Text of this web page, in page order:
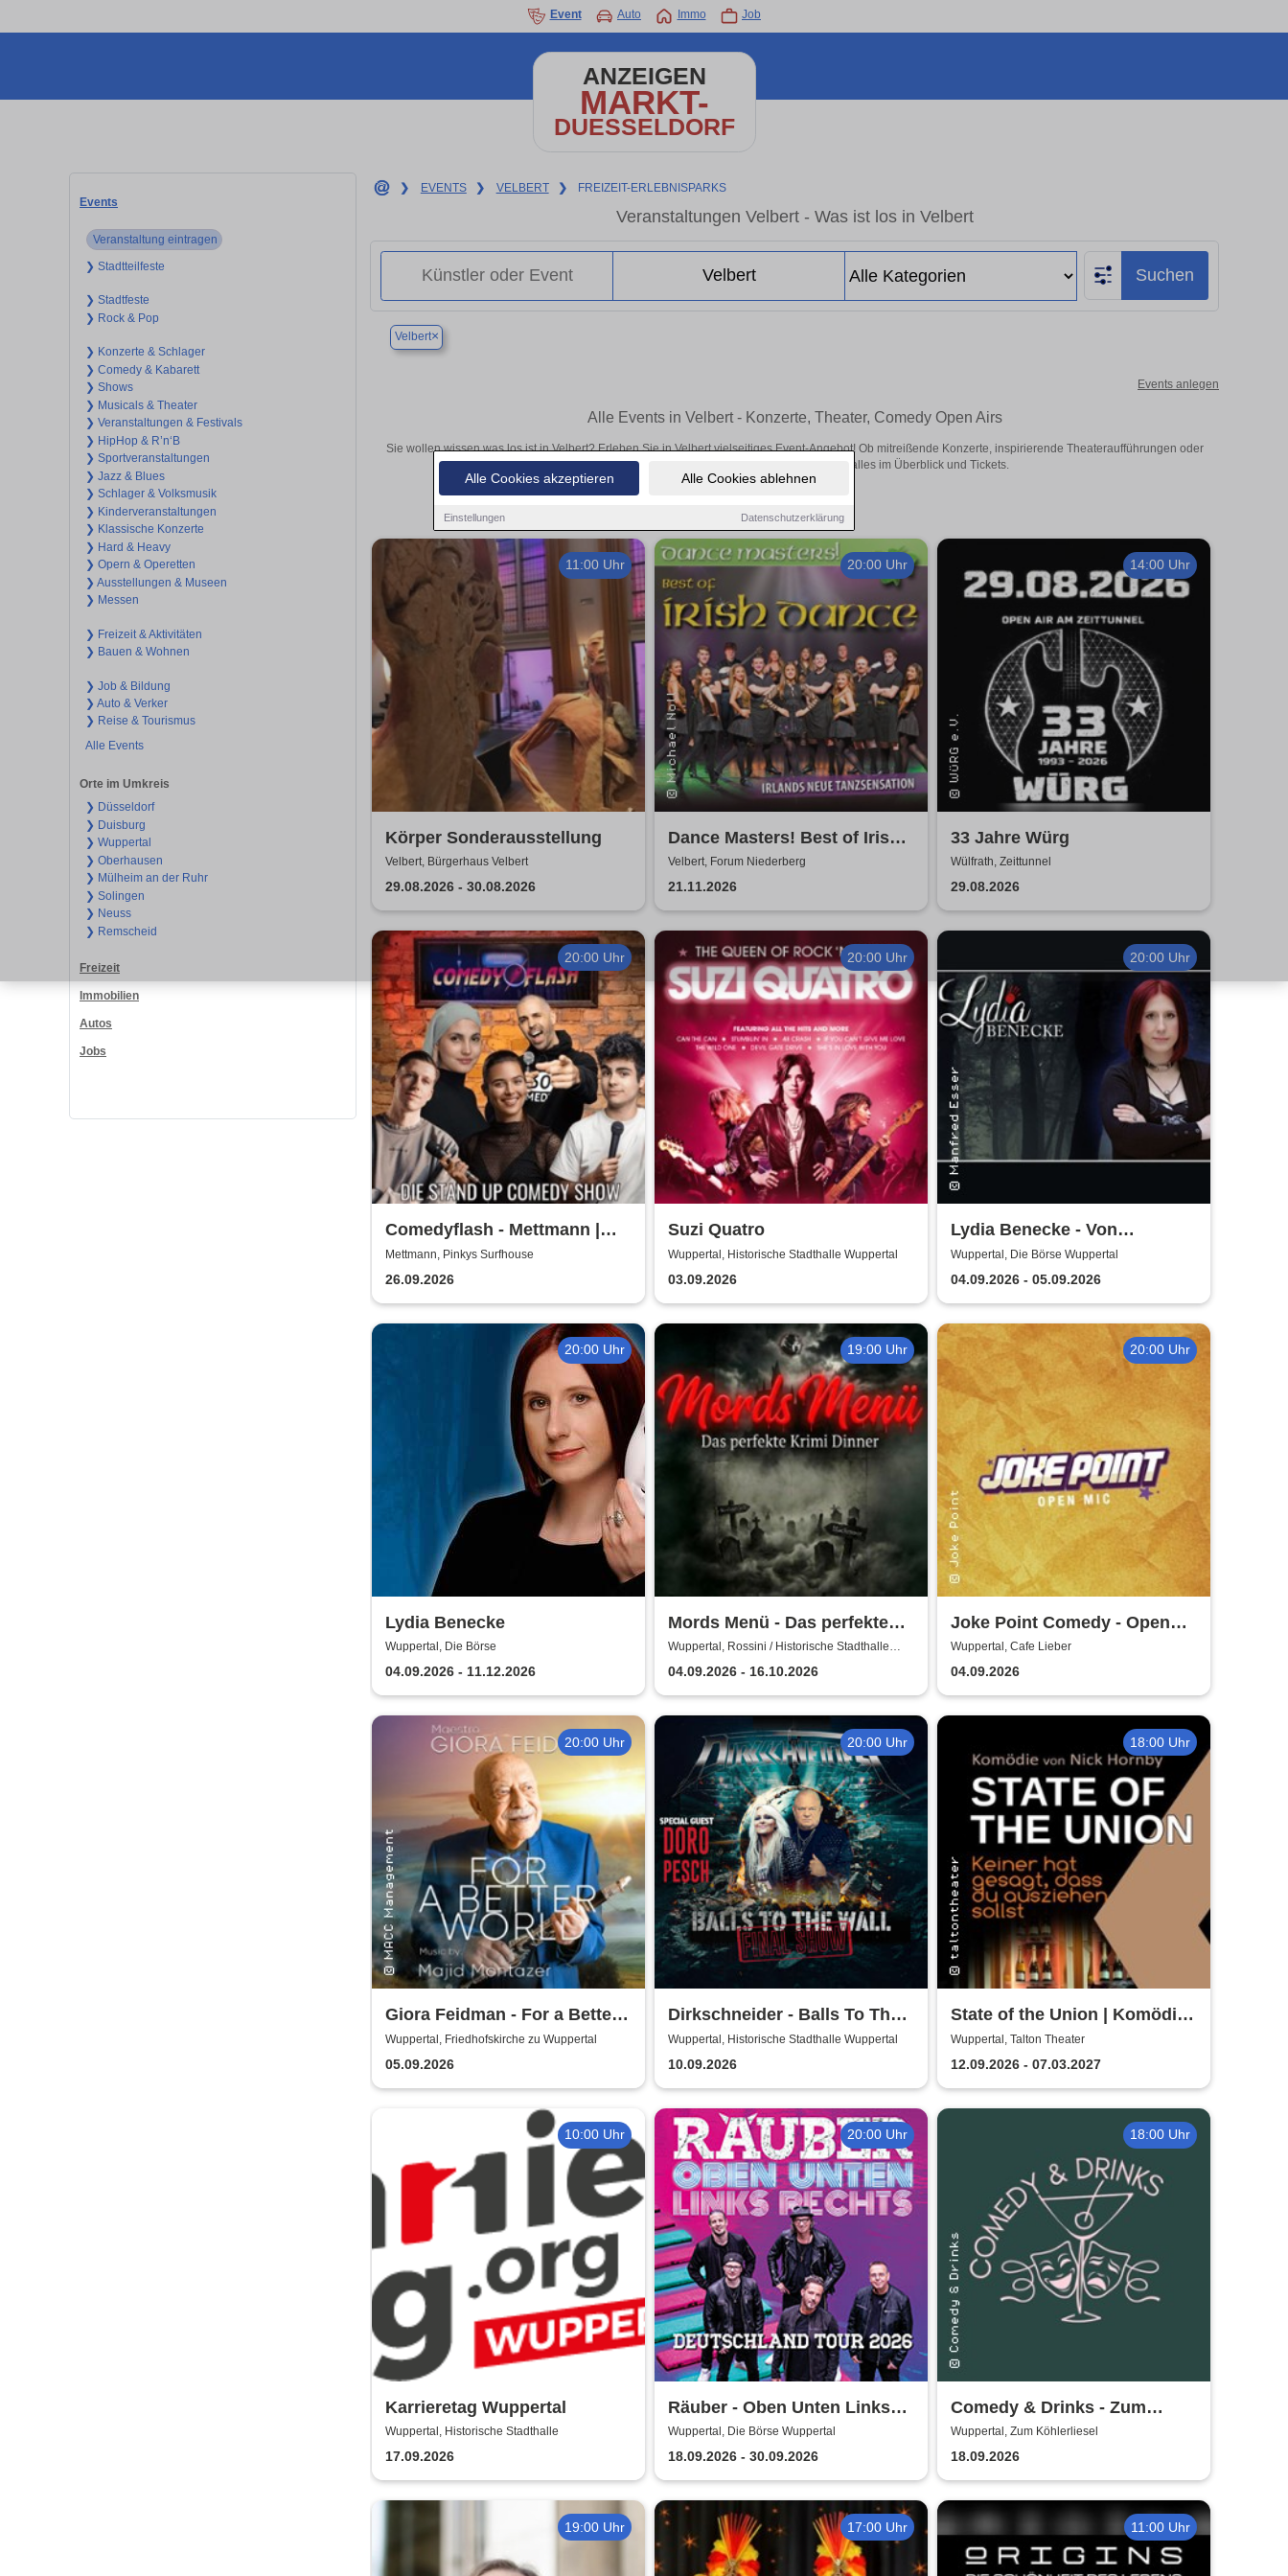
Alle Cookies akzeptieren Alle Cookies ablehnen
Einstellungen Datenschutzerklärung
Event Auto Immo Job
ANZEIGEN
MARKT-
DUESSELDORF
Events
Veranstaltung eintragen
❯ Stadtteilfeste
❯ Stadtfeste
❯ Rock & Pop
❯ Konzerte & Schlager
❯ Comedy & Kabarett
❯ Shows
❯ Musicals & Theater
❯ Veranstaltungen & Festivals
❯ HipHop & R’n‘B
❯ Sportveranstaltungen
❯ Jazz & Blues
❯ Schlager & Volksmusik
❯ Kinderveranstaltungen
❯ Klassische Konzerte
❯ Hard & Heavy
❯ Opern & Operetten
❯ Ausstellungen & Museen
❯ Messen
❯ Freizeit & Aktivitäten
❯ Bauen & Wohnen
❯ Job & Bildung
❯ Auto & Verker
❯ Reise & Tourismus
Alle Events
Orte im Umkreis
❯ Düsseldorf
❯ Duisburg
❯ Wuppertal
❯ Oberhausen
❯ Mülheim an der Ruhr
❯ Solingen
❯ Neuss
❯ Remscheid
Freizeit
Immobilien
Autos
Jobs
❯ EVENTS ❯ VELBERT ❯ FREIZEIT-ERLEBNISPARKS
Veranstaltungen Velbert - Was ist los in Velbert
Suchen
Velbert×
Events anlegen
Alle Events in Velbert - Konzerte, Theater, Comedy Open Airs
Sie wollen wissen was los ist in Velbert? Erleben Sie in Velbert vielseitiges Event-Angebot! Ob mitreißende Konzerte, inspirierende Theateraufführungen oder
aufregende Veranstaltungen in Velbert – hier finden alles im Überblick und Tickets.
11:00 Uhr
Körper Sonderausstellung
Velbert, Bürgerhaus Velbert
29.08.2026 - 30.08.2026
20:00 Uhr
Dance Masters! Best of Irish
Dance
Velbert, Forum Niederberg
21.11.2026
14:00 Uhr
33 Jahre Würg
Wülfrath, Zeittunnel
29.08.2026
20:00 Uhr
Comedyflash - Mettmann |
Pinkys Surfhouse
Mettmann, Pinkys Surfhouse
26.09.2026
20:00 Uhr
Suzi Quatro
Wuppertal, Historische Stadthalle Wuppertal
03.09.2026
20:00 Uhr
Lydia Benecke - Von
Hochstapelei, Betrug und
Gaslighting
Wuppertal, Die Börse Wuppertal
04.09.2026 - 05.09.2026
20:00 Uhr
Lydia Benecke
Wuppertal, Die Börse
04.09.2026 - 11.12.2026
19:00 Uhr
Mords Menü - Das perfekte
Krimi Dinner
Wuppertal, Rossini / Historische Stadthalle
Wuppertal
04.09.2026 - 16.10.2026
20:00 Uhr
Joke Point Comedy - Open
Mic | Cafe Lieber
Wuppertal, Cafe Lieber
04.09.2026
20:00 Uhr
Giora Feidman - For a Better
World
Wuppertal, Friedhofskirche zu Wuppertal
05.09.2026
20:00 Uhr
Dirkschneider - Balls To The
Wall
Wuppertal, Historische Stadthalle Wuppertal
10.09.2026
18:00 Uhr
State of the Union | Komödie
von Nick Hornby
Wuppertal, Talton Theater
12.09.2026 - 07.03.2027
10:00 Uhr
Karrieretag Wuppertal
Wuppertal, Historische Stadthalle
17.09.2026
20:00 Uhr
Räuber - Oben Unten Links
Rechts
Wuppertal, Die Börse Wuppertal
18.09.2026 - 30.09.2026
18:00 Uhr
Comedy & Drinks - Zum
Köhlerliesel
Wuppertal, Zum Köhlerliesel
18.09.2026
19:00 Uhr 17:00 Uhr 11:00 Uhr